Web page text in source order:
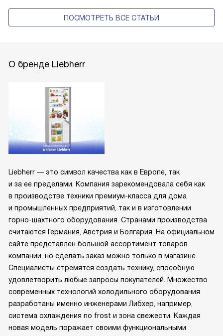
ПОСМОТРЕТЬ ВСЕ СТАТЬИ
О бренде Liebherr
Liebherr — это символ качества как в Европе, так
и за ее пределами. Компания зарекомендовала себя как
в производстве техники премиум-класса для дома
и промышленных предприятий, так и в изготовлении
горно-шахтного оборудования. Странами производства
считаются Германия, Австрия и Болгария. На официальном
сайте представлен большой ассортимент товаров
компании, но сделать заказ можно только в магазине.
Специалисты стремятся создать технику, способную
удовлетворить любые запросы покупателей. Множество
современных технологий холодильного оборудования
разработаны именно инженерами Либхер, например,
система охлаждения no frost и зона свежести. Каждая
новая модель поражает своими функциональными